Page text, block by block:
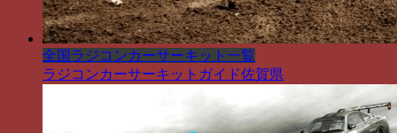
全国ラジコンカーサーキット一覧
ラジコンカーサーキットガイド佐賀県